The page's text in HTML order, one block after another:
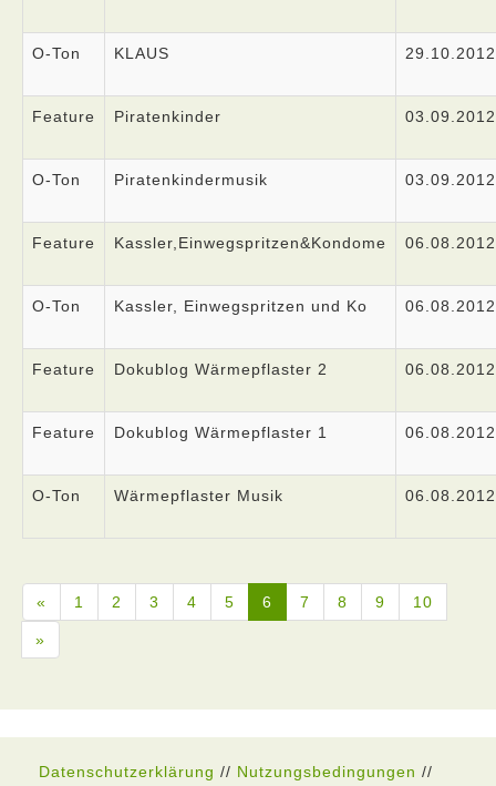
O-Ton KLAUS 29.10.2012
Feature Piratenkinder 03.09.2012
O-Ton Piratenkindermusik 03.09.2012
Feature Kassler,Einwegspritzen&Kondome 06.08.2012
O-Ton Kassler, Einwegspritzen und Ko 06.08.2012
Feature Dokublog Wärmepflaster 2 06.08.2012
Feature Dokublog Wärmepflaster 1 06.08.2012
O-Ton Wärmepflaster Musik 06.08.2012
« 1 2 3 4 5 6 7 8 9 10
»
Datenschutzerklärung // Nutzungsbedingungen //